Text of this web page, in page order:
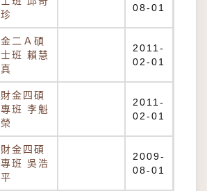
珍
08-01
金二Ａ碩
士班 賴慧
真
2011-
02-01
財金四碩
專班 李魁
榮
2011-
02-01
財金四碩
專班 吳浩
平
2009-
08-01